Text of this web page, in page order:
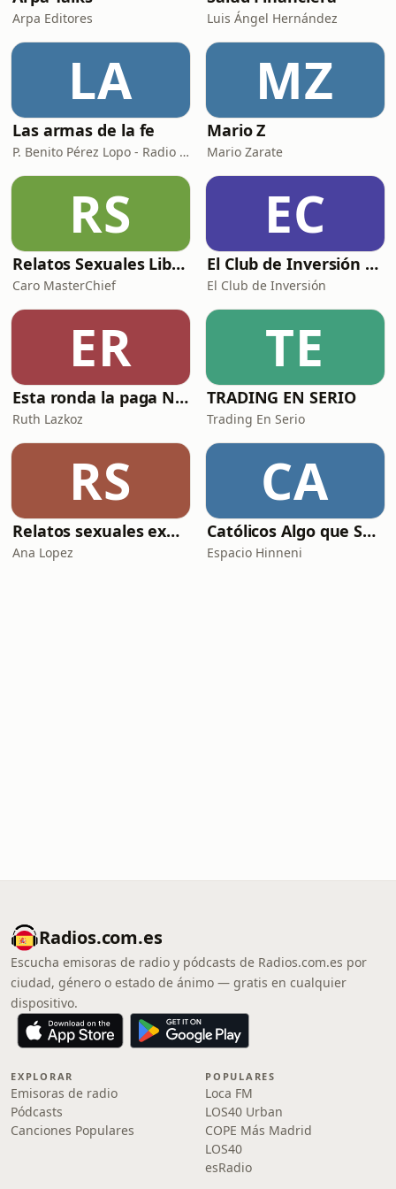
Arpa Editores Luis Ángel Hernández
LA
Las armas de la fe
P. Benito Pérez Lopo - Radio María ESP
MZ
Mario Z
Mario Zarate
RS
Relatos Sexuales Liberales
Caro MasterChief
EC
El Club de Inversión podcast
El Club de Inversión
ER
Esta ronda la paga Newton
Ruth Lazkoz
TE
TRADING EN SERIO
Trading En Serio
RS
Relatos sexuales explícitos
Ana Lopez
CA
Católicos Algo que Saber
Espacio Hinneni
Radios.com.es
Escucha emisoras de radio y pódcasts de Radios.com.es por
ciudad, género o estado de ánimo — gratis en cualquier
dispositivo.
EXPLORAR
Emisoras de radio
Pódcasts
Canciones Populares
POPULARES
Loca FM
LOS40 Urban
COPE Más Madrid
LOS40
esRadio